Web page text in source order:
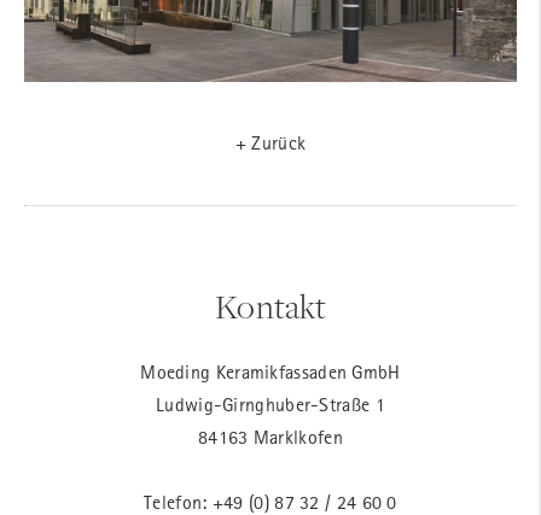
+ Zurück
Kontakt
Moeding Keramikfassaden GmbH
Ludwig-Girnghuber-Straße 1
84163 Marklkofen
Telefon: +49 (0) 87 32 / 24 60 0